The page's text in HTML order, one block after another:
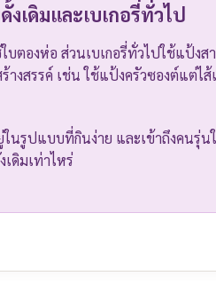
เดิมและเบเกอรี่ทั่วไป
บตองห่อ ส่วนเบเกอรี่ทั่วไปใช้แป้ง
างสรรค์ เช่น ใช้แป้งครัวซองต์แต่ไ
นรูปแบบที่กินง่าย และเข้าถึงคนรุ่น
ดิมเท่าไหร่